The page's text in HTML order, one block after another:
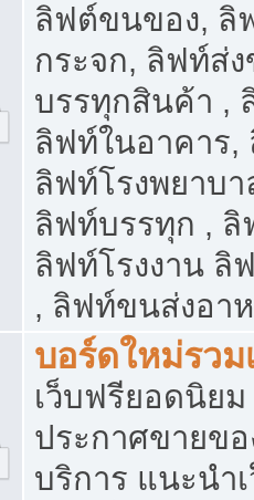
ลิฟต์ขนของ, ลิ
กระจก, ลิฟท์ส่
บรรทุกสินค้า ,
ลิฟท์ในอาคาร,
ลิฟท์โรงพยาบ
ลิฟท์บรรทุก ,
ลิฟท์โรงงาน ลิ
, ลิฟท์ขนส่งอา
บอร์ดใหม่รว
เว็บฟรียอดนิย
ประกาศขายข
บริการ แนะนำ